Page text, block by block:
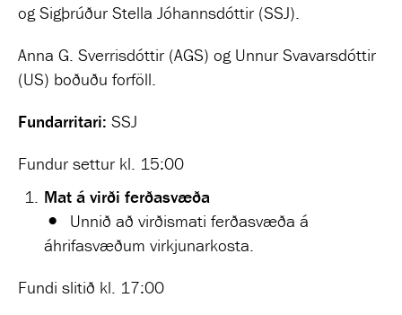
og Sigþrúður Stella Jóhannsdóttir (SSJ).
Anna G. Sverrisdóttir (AGS) og Unnur Svavarsdóttir
(US) boðuðu forföll.
Fundarritari: SSJ
Fundur settur kl. 15:00
Mat á virði ferðasvæða
Unnið að virðismati ferðasvæða á
áhrifasvæðum virkjunarkosta.
Fundi slitið kl. 17:00